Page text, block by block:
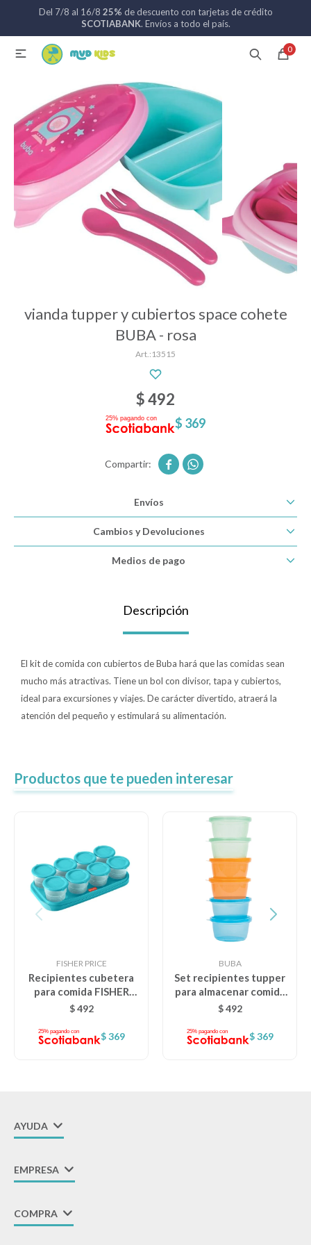
Del 7/8 al 16/8 25% de descuento con tarjetas de crédito
SCOTIABANK. Envíos a todo el país.
0

vianda tupper y cubiertos space cohete
BUBA - rosa
13515
$492
$ 369
 
Envíos
Cambios y Devoluciones
Medios de pago
Descripción
El kit de comida con cubiertos de Buba hará que las comidas sean
mucho más atractivas. Tiene un bol con divisor, tapa y cubiertos,
ideal para excursiones y viajes. De carácter divertido, atraerá la
atención del pequeño y estimulará su alimentación.
Productos que te pueden interesar
FISHER PRICE
Recipientes cubetera
para comida FISHER
PRICE - celeste
$ 492
$ 369
BUBA
Set recipientes tupper
para almacenar comida
BUBA
$ 492
$ 369
AYUDA
EMPRESA
COMPRA
MI CUENTA
Catálogo Nuevos ingresos
Coches de bebé
Sillas de auto
Lactancia
Alimentación
Estimulación primera infancia
Vestimenta
Contacto
Local MVD Kids